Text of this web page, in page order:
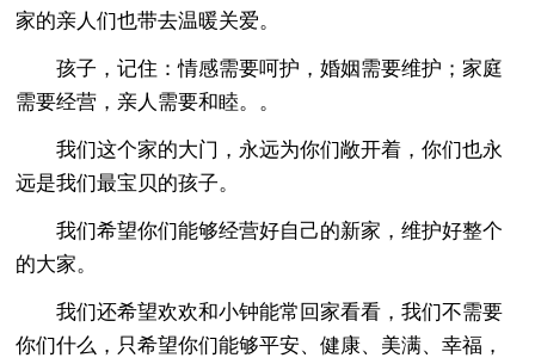
家的亲人们也带去温暖关爱。
孩子，记住：情感需要呵护，婚姻需要维护；家庭
需要经营，亲人需要和睦。。
我们这个家的大门，永远为你们敞开着，你们也永
远是我们最宝贝的孩子。
我们希望你们能够经营好自己的新家，维护好整个
的大家。
我们还希望欢欢和小钟能常回家看看，我们不需要
你们什么，只希望你们能够平安、健康、美满、幸福，